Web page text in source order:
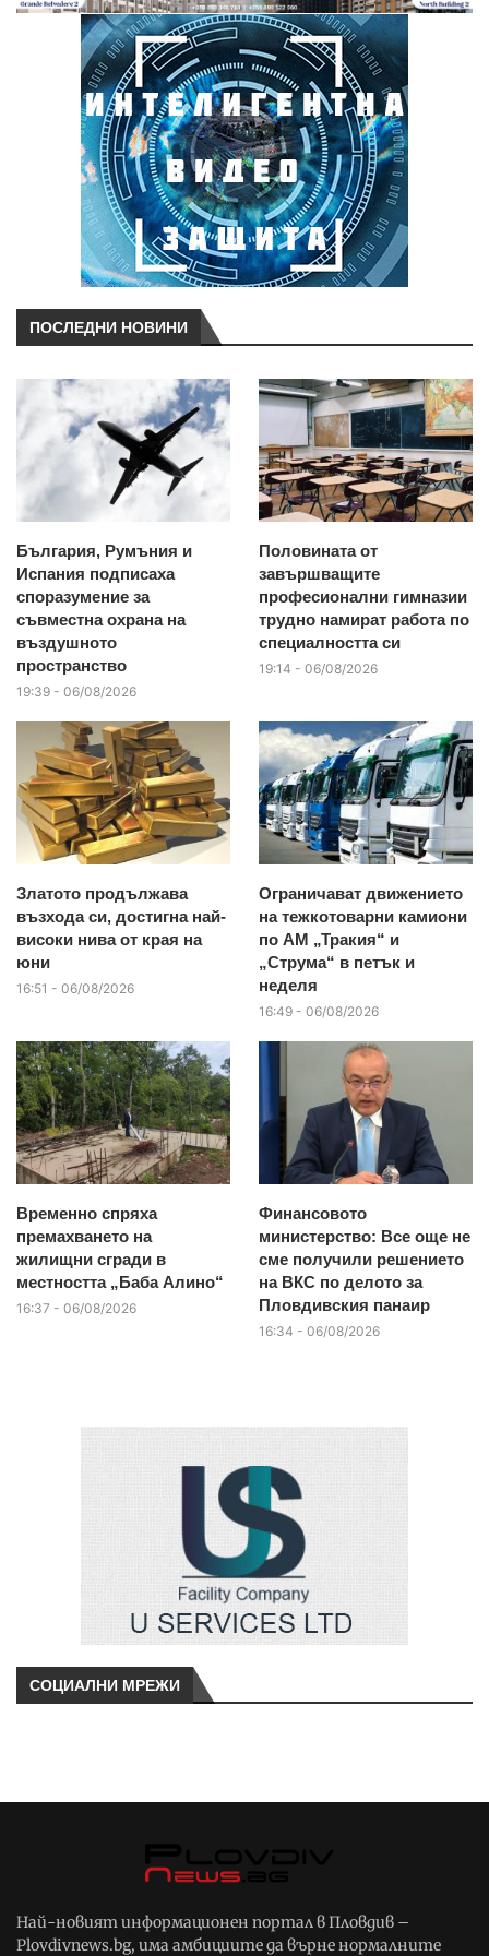
ПОСЛЕДНИ НОВИНИ
България, Румъния и
Испания подписаха
споразумение за
съвместна охрана на
въздушното
пространство
19:39 - 06/08/2026
Половината от
завършващите
професионални гимназии
трудно намират работа по
специалността си
19:14 - 06/08/2026
Златото продължава
възхода си, достигна най-
високи нива от края на
юни
16:51 - 06/08/2026
Ограничават движението
на тежкотоварни камиони
по АМ „Тракия“ и
„Струма“ в петък и
неделя
16:49 - 06/08/2026
Временно спряха
премахването на
жилищни сгради в
местността „Баба Алино“
16:37 - 06/08/2026
Финансовото
министерство: Все още не
сме получили решението
на ВКС по делото за
Пловдивския панаир
16:34 - 06/08/2026
СОЦИАЛНИ МРЕЖИ
Най-новият информационен портал в Пловдив –
Plovdivnews.bg, има амбициите да върне нормалните